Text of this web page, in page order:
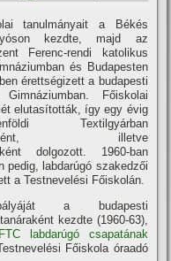
tanulmányait a Békés
kezdte, majd az
Ferenc-rendi katolikus
és Budapesten
érettségizett a budapesti
Főiskolai
elutasí­tották, í­gy egy évig
Textilgyárban
illetve
dolgozott. 1960-ban
pedig, labdarúgó szakedzői
a Testnevelési Főiskolán.
a budapesti
kezdte (1960-63),
labdarúgó csapatának
Főiskola óraadó